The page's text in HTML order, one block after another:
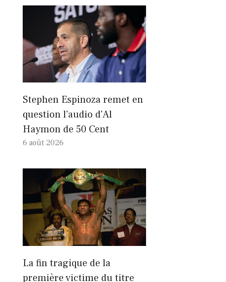
Stephen Espinoza remet en
question l'audio d'Al
Haymon de 50 Cent
6 août 2026
La fin tragique de la
première victime du titre